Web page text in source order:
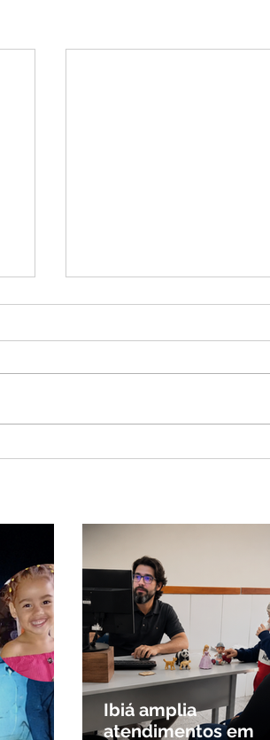
provocar rajadas de
Ibiá amplia
atendimentos em